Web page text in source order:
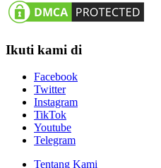
Ikuti kami di
Facebook
Twitter
Instagram
TikTok
Youtube
Telegram
Tentang Kami